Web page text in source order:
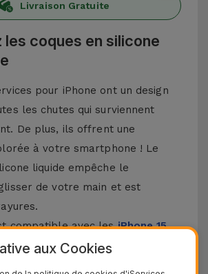
Livraison Gratuite
les coques en silicone
pour iPhone ont un design
les chutes qui surviennent
De plus, ils offrent une
à votre smartphone ! Le
liquide empêche le
de votre main et est
compatible avec lesiPhone 15,
autres, ainsi qu'avec le modèle le
aux Cookies